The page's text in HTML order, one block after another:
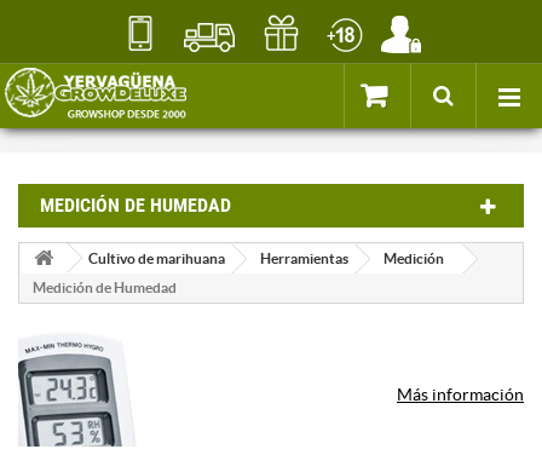
MEDICIÓN DE HUMEDAD
Cultivo de marihuana Herramientas
Medición
Medición de Humedad
Más información